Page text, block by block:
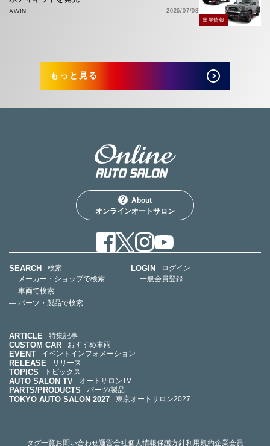
AWIN
2026/07/08
出展情報
もっと見る
About
オンラインオートサロン
SEARCH
検索
— メーカー・ショップで検索
— 車両で検索
— パーツ・製品で検索
LOGIN
ログイン
— 一般会員登録
ARTICLE 特集記事
CUSTOM CAR おすすめ車両
EVENT イベントインフォメーション
RELEASE リリース
TOPICS トピックス
AUTO SALON TV オートサロンTV
PARTS/PRODUCTS パーツ/製品
TOKYO AUTO SALON 2027 東京オートサロン2027
タグ一覧お問い合わせ運営会社個人情報保護方針利用規約企業会員